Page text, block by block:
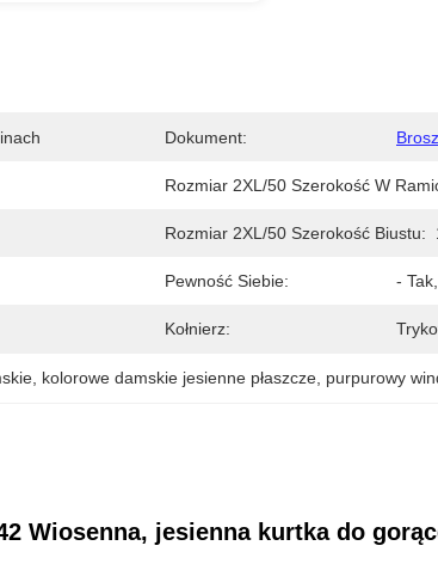
Dokument:
Rozmiar 2XL/50 Szerokość W
Rozmiar 2XL/50 Szerokość Biustu:
Pewność Siebie: -
Kołnierz:
kolorowe damskie jesienne płaszcze purpurowy
Wiosenna, jesienna kurtka do